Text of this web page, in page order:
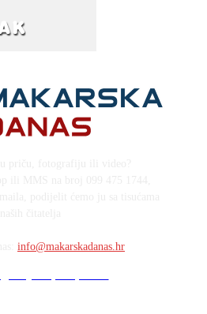
info@makarskadanas.hr